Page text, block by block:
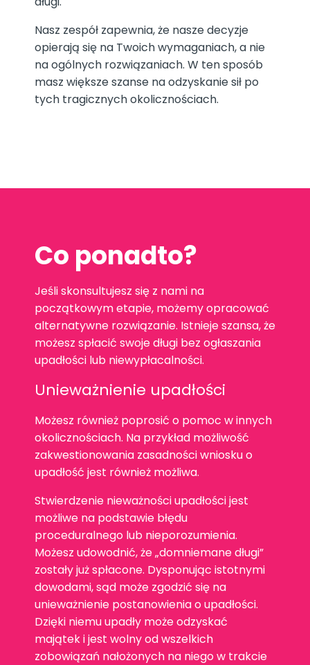
Nasz zespół zapewnia, że ​​nasze decyzje
opierają się na Twoich wymaganiach, a nie
na ogólnych rozwiązaniach. W ten sposób
masz większe szanse na odzyskanie sił po
tych tragicznych okolicznościach.
Co ponadto?
Jeśli skonsultujesz się z nami na
początkowym etapie, możemy opracować
alternatywne rozwiązanie. Istnieje szansa, że
możesz spłacić swoje długi bez ogłaszania
upadłości lub niewypłacalności.
Unieważnienie upadłości
Możesz również poprosić o pomoc w innych
okolicznościach. Na przykład możliwość
zakwestionowania zasadności wniosku o
upadłość jest również możliwa.
Stwierdzenie nieważności upadłości jest
możliwe na podstawie błędu
proceduralnego lub nieporozumienia.
Możesz udowodnić, że „domniemane długi”
zostały już spłacone. Dysponując istotnymi
dowodami, sąd może zgodzić się na
unieważnienie postanowienia o upadłości.
Dzięki niemu upadły może odzyskać
majątek i jest wolny od wszelkich
zobowiązań nałożonych na niego w trakcie